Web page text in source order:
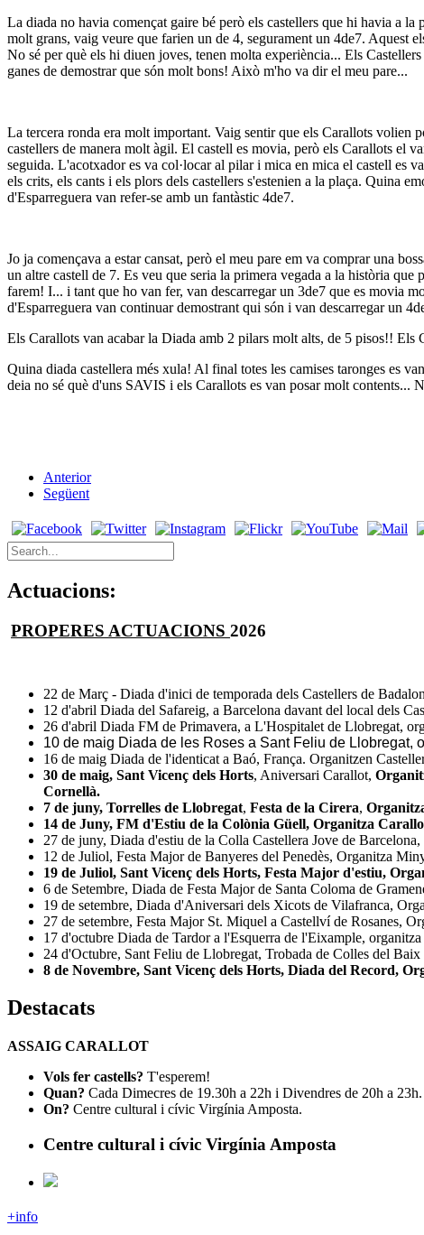
La diada no havia començat gaire bé però els castellers que hi havia a
molt grans, vaig veure que farien un de 4, segurament un 4de7. Aquest
No sé per què els hi diuen joves, tenen molta experiència... Els
ganes de demostrar que són molt bons! Això m'ho va dir el meu pare...
La tercera ronda era molt important. Vaig sentir que els Carallots volien
castellers de manera molt àgil. El castell es movia, però els Carallots el
seguida. L'acotxador es va col·locar al pilar i mica en mica el castell es
els crits, els cants i els plors dels castellers s'estenien a la plaça. Quina
d'Esparreguera van refer-se amb un fantàstic 4de7.
Jo ja començava a estar cansat, però el meu pare em va comprar una
un altre castell de 7. Es veu que seria la primera vegada a la història que
farem! I... i tant que ho van fer, van descarregar un 3de7 que es movia
d'Esparreguera van continuar demostrant qui són i van descarregar un
Els Carallots van acabar la Diada amb 2 pilars molt alts, de 5 pisos!! Els
Quina diada castellera més xula! Al final totes les camises taronges es
deia no sé què d'uns SAVIS i els Carallots es van posar molt contents...
Anterior
Següent
Actuacions:
PROPERES ACTUACIONS 2026
22 de Març - Diada d'inici de temporada dels Castellers de
12 d'abril Diada del Safareig, a Barcelona davant del local dels
26 d'abril Diada FM de Primavera, a L'Hospitalet de Llobregat,
10 de maig Diada de les Roses a Sant Feliu de
16 de maig Diada de l'identicat a Baó, França. Organitzen
30 de maig, Sant Vicenç dels Horts, Aniversari Carallot,
Cornellà.
7 de juny, Torrelles de Llobregat, Festa de la Cirera,
14 de Juny, FM d'Estiu de la Colònia Güell, Organitza
27 de juny, Diada d'estiu de la Colla Castellera Jove de
12 de Juliol, Festa Major de Banyeres del Penedès, Organitza
19 de Juliol, Sant Vicenç dels Horts, Festa Major d'estiu,
6 de Setembre, Diada de Festa Major de Santa Coloma de
19 de setembre, Diada d'Aniversari dels Xicots de Vilafranca,
27 de setembre, Festa Major St. Miquel a Castellví de Rosanes,
17 d'octubre Diada de Tardor a l'Esquerra de l'Eixample,
24 d'Octubre, Sant Feliu de Llobregat, Trobada de Colles del
8 de Novembre, Sant Vicenç dels Horts, Diada del Record,
Destacats
ASSAIG CARALLOT
Vols fer castells? T'esperem!
Quan? Cada Dimecres de 19.30h a 22h i Divendres de 20h a 23h.
On? Centre cultural i cívic Virgínia Amposta.
Centre cultural i cívic Virgínia Amposta
+info